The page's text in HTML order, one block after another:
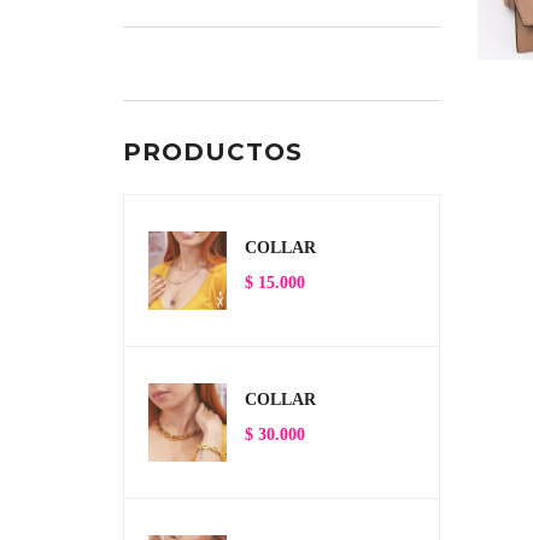
PRODUCTOS
COLLAR
$ 15.000
COLLAR
$ 30.000